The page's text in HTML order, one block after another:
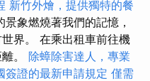
新竹外燴，提供獨特的餐
象燃燒著我們的記憶，
界。 在乘出租車前往機
。 除蟑除害達人，專業
簽證的最新申請規定 僅需